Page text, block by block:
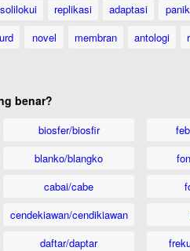
solilokui replikasi adaptasi panik
novel membran antologi
benar?
biosfer/biosfir
blanko/blangko
cabai/cabe
cendekiawan/cendikiawan
daftar/daptar